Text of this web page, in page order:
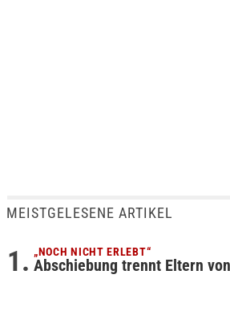
MEISTGELESENE ARTIKEL
„NOCH NICHT ERLEBT“
Abschiebung trennt Eltern